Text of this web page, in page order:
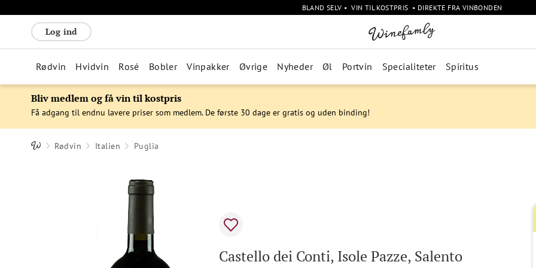
BLAND SELV • VIN TIL KOSTPRIS • DIREKTE FRA VINBONDEN
Log ind
Rødvin Hvidvin Rosé Bobler Vinpakker Øvrige Nyheder Øl Portvin Specialiteter Spiritus
Bliv medlem og få vin til kostpris
Få adgang til endnu lavere priser som medlem. De første 30 dage er gratis og uden binding!
Rødvin Italien Puglia
Castello dei Conti, Isole Pazze, Salento